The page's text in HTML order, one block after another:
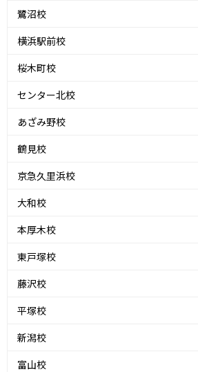
鷺沼校
横浜駅前校
桜木町校
センター北校
あざみ野校
鶴見校
京急久里浜校
大和校
本厚木校
東戸塚校
藤沢校
平塚校
新潟校
富山校